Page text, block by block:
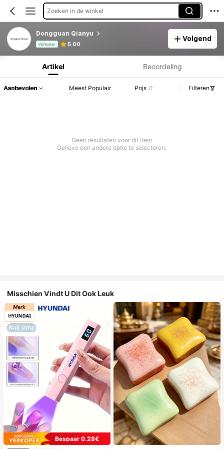
Zoeken in de winkel
Dongguan Qianyu
Verkoper 5.00
Volgend
Productinformatie: Prijsopenbaring, Verkoop- en Voorraadgegevens.
Artikel Beoordeling
Aanbevolen Meest Populair Prijs Filteren
Geen resultaten voor dit item
Gelieve een andere optie te selecteren.
Misschien Vindt U Dit Ook Leuk
Bespaar 0.28€